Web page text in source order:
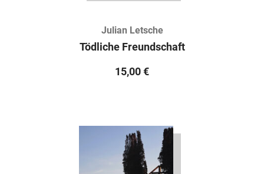
Julian Letsche
Tödliche Freundschaft
15,00 €